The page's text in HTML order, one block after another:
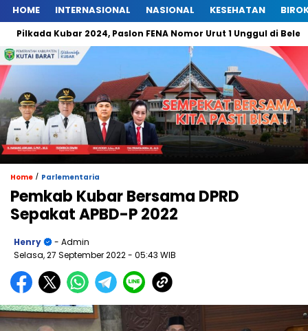
HOME INTERNASIONAL NASIONAL KESEHATAN
Kubar 2024, Paslon FENA Nomor Urut 1 Unggul di Belempung
Home / Parlementaria
Pemkab Kubar Bersama DPRD
Sepakat APBD-P 2022
Henry
- Admin
Selasa, 27 September 2022- 05:43 WIB